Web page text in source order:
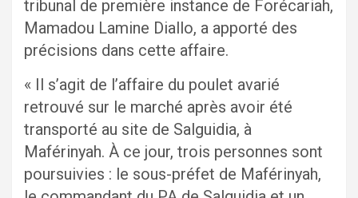
tribunal de première instance de Forécariah,
Mamadou Lamine Diallo, a apporté des
précisions dans cette affaire.
« Il s’agit de l’affaire du poulet avarié
retrouvé sur le marché après avoir été
transporté au site de Salguidia, à
Maférinyah. À ce jour, trois personnes sont
poursuivies : le sous-préfet de Maférinyah,